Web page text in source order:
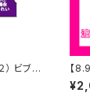
） ビブス
【
定
券